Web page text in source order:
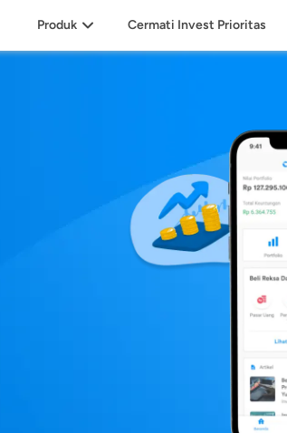
Produk Cermati Invest Prioritas